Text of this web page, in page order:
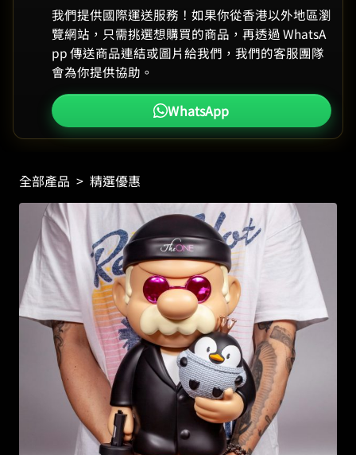
我們提供國際運送服務！如果你從香港以外地區瀏
覽網站，只需挑選想購買的商品，再透過 WhatsA
pp 傳送商品連結或圖片給我們，我們的客服團隊
會為你提供協助。
WhatsApp
全部產品 > 精選優惠